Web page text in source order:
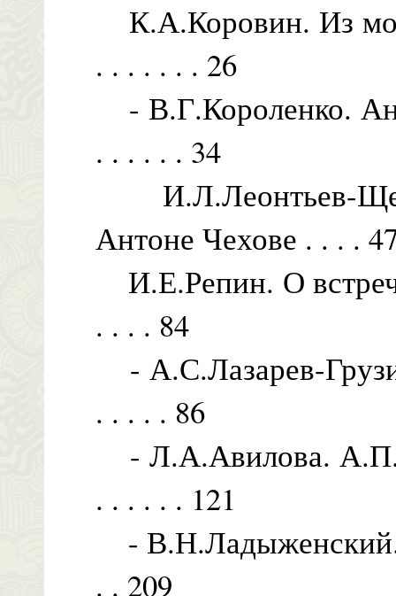
К.А.Коровин. Из
. . . . . . . 26
- В.Г.Короленко.
. . . . . . 34
И.Л.Леонтьев-
Антоне Чехове . . . .
И.Е.Репин. О
. . . . 84
- А.С.Лазарев-
. . . . . 86
- Л.А.Авилова.
. . . . . . 121
- В.Н.Ладыженский.
. . 209